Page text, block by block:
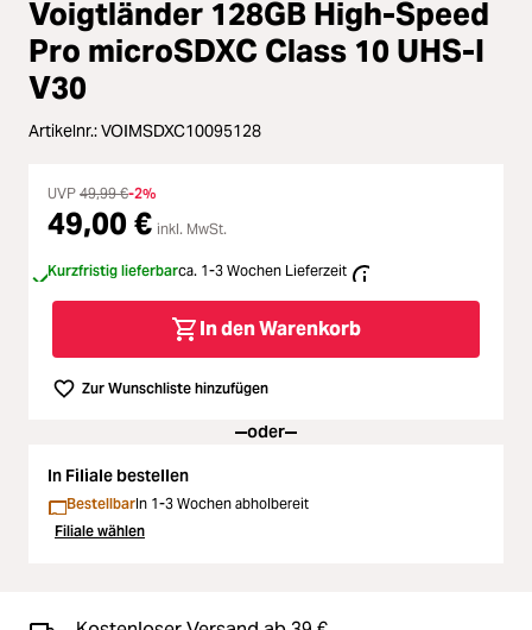
Licht & Studio
Bildbearbeitung
Ferngläser
Second Hand
Voigtländer 128GB High-Speed
Pro microSDXC Class 10 UHS-I
V30
Artikelnr.:VOIMSDXC10095128
UVP 49,99 €-2%
49,00 € inkl. MwSt.
Kurzfristig lieferbarca. 1-3 Wochen Lieferzeit
In den Warenkorb
Zur Wunschliste hinzufügen
oder
In Filiale bestellen
BestellbarIn 1-3 Wochen abholbereit
Filiale wählen